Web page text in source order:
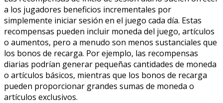
a los jugadores beneficios incrementales por
simplemente iniciar sesión en el juego cada día. Estas
recompensas pueden incluir moneda del juego, artículos
o aumentos, pero a menudo son menos sustanciales que
los bonos de recarga. Por ejemplo, las recompensas
diarias podrían generar pequeñas cantidades de moneda
o artículos básicos, mientras que los bonos de recarga
pueden proporcionar grandes sumas de moneda o
artículos exclusivos.